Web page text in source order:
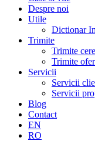
Despre noi
Utile
Dictionar
Trimite
Trimite
Trimite
Servicii
Servicii
Servicii
Blog
Contact
EN
RO